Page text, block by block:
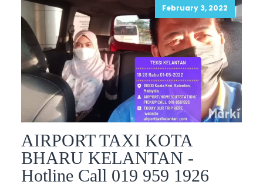
February 3, 2022
AIRPORT TAXI KOTA
BHARU KELANTAN -
Hotline Call 019 959 1926